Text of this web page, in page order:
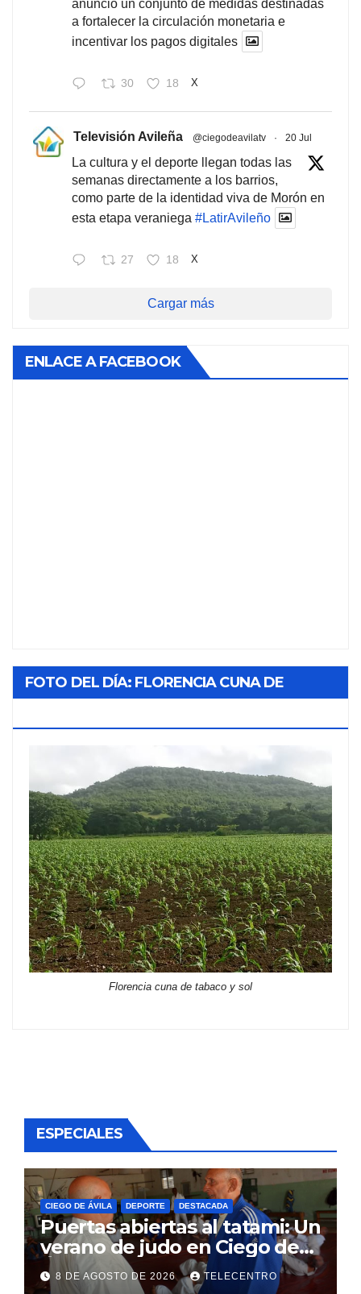
anunció un conjunto de medidas destinadas
a fortalecer la circulación monetaria e
incentivar los pagos digitales
30 18 X
Televisión Avileña @ciegodeavilatv · 20 Jul
La cultura y el deporte llegan todas las
semanas directamente a los barrios,
como parte de la identidad viva de Morón en
esta etapa veraniega #LatirAvileño
27 18 X
Cargar más
ENLACE A FACEBOOK
FOTO DEL DÍA: FLORENCIA CUNA DE
Florencia cuna de tabaco y sol
ESPECIALES
CIEGO DE ÁVILA DEPORTE DESTACADA
Puertas abiertas al tatami: Un
verano de judo en Ciego de
Ávila
8 DE AGOSTO DE 2026 TELECENTRO